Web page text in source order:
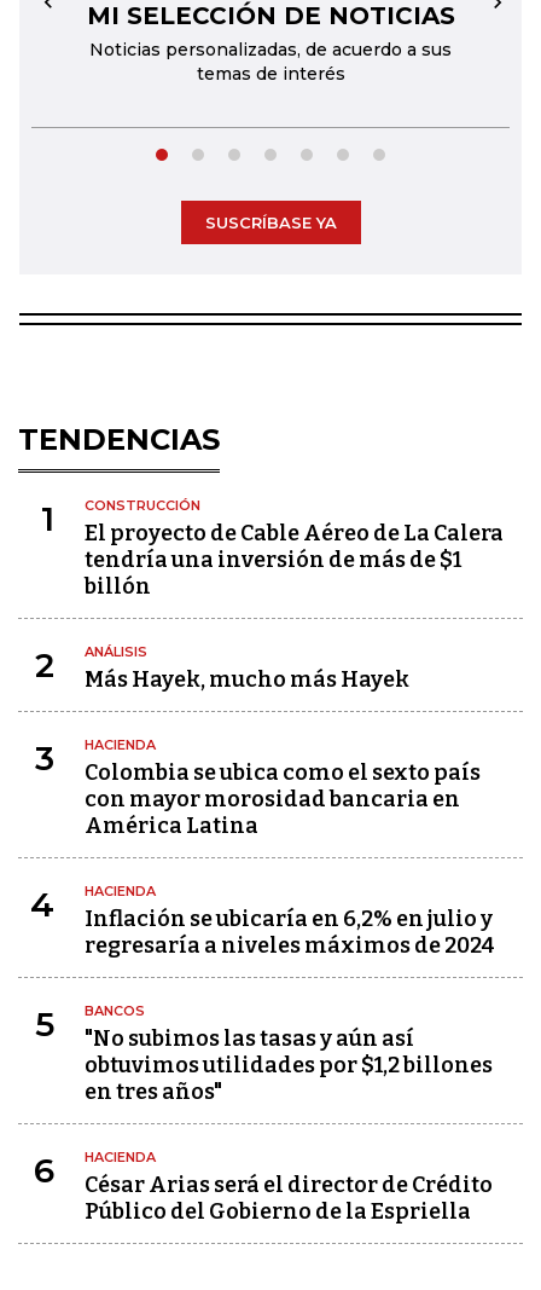
MI SELECCIÓN DE NOTICIAS
Noticias personalizadas, de acuerdo a sus
temas de interés
← →
SUSCRÍBASE YA
TENDENCIAS
1 CONSTRUCCIÓN
El proyecto de Cable Aéreo de La Calera
tendría una inversión de más de $1
billón
2 ANÁLISIS
Más Hayek, mucho más Hayek
3 HACIENDA
Colombia se ubica como el sexto país
con mayor morosidad bancaria en
América Latina
4 HACIENDA
Inflación se ubicaría en 6,2% en julio y
regresaría a niveles máximos de 2024
5 BANCOS
"No subimos las tasas y aún así
obtuvimos utilidades por $1,2 billones
en tres años"
6 HACIENDA
César Arias será el director de Crédito
Público del Gobierno de la Espriella